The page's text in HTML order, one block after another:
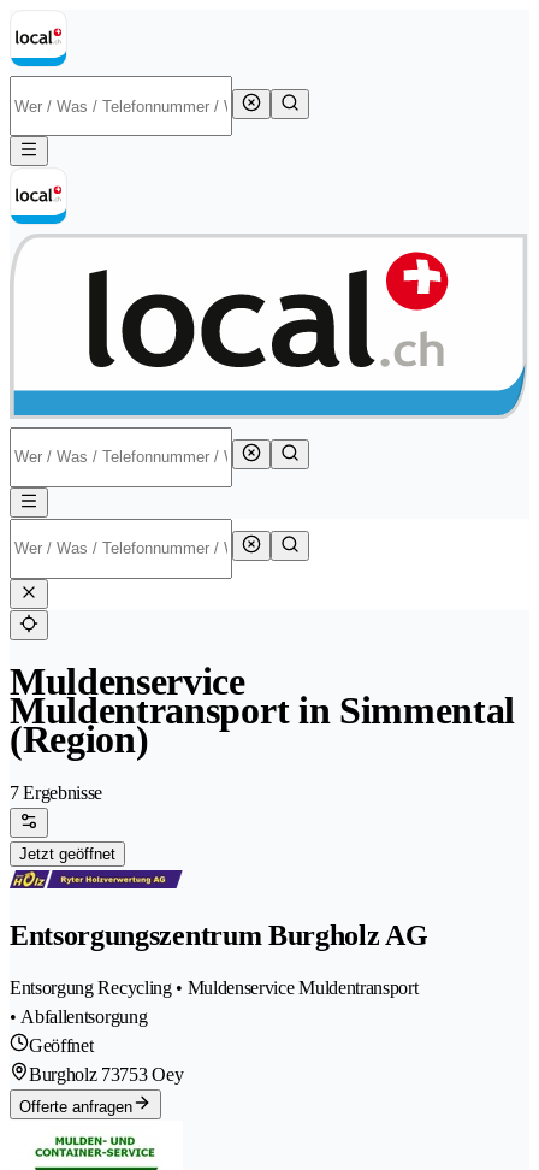
Muldenservice
Muldentransport in Simmental
(Region)
7 Ergebnisse
Jetzt geöffnet
Entsorgungszentrum Burgholz AG
Entsorgung Recycling • Muldenservice Muldentransport
• Abfallentsorgung
Geöffnet
Burgholz 73753 Oey
Offerte anfragen